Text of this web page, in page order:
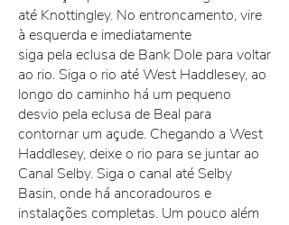
até Knottingley. No entroncamento, vire
à esquerda e imediatamente
siga pela eclusa de Bank Dole para voltar
ao rio. Siga o rio até West Haddlesey, ao
longo do caminho há um pequeno
desvio pela eclusa de Beal para
contornar um açude. Chegando a West
Haddlesey, deixe o rio para se juntar ao
Canal Selby. Siga o canal até Selby
Basin, onde há ancoradouros e
instalações completas. Um pouco além